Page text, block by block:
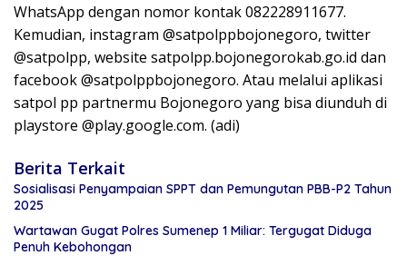
WhatsApp dengan nomor kontak 082228911677.
Kemudian, instagram @satpolppbojonegoro, twitter
@satpolpp, website satpolpp.bojonegorokab.go.id dan
facebook @satpolppbojonegoro. Atau melalui aplikasi
satpol pp partnermu Bojonegoro yang bisa diunduh di
playstore @play.google.com. (adi)
Berita Terkait
Sosialisasi Penyampaian SPPT dan Pemungutan PBB-P2 Tahun
2025
Wartawan Gugat Polres Sumenep 1 Miliar: Tergugat Diduga
Penuh Kebohongan